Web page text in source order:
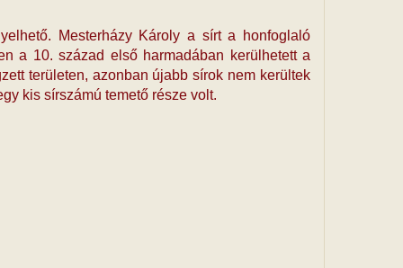
Mesterházy Károly a sírt a honfoglaló
a 10. század első harmadában kerülhetett a
területen, azonban újabb sírok nem kerültek
kis sírszámú temető része volt.